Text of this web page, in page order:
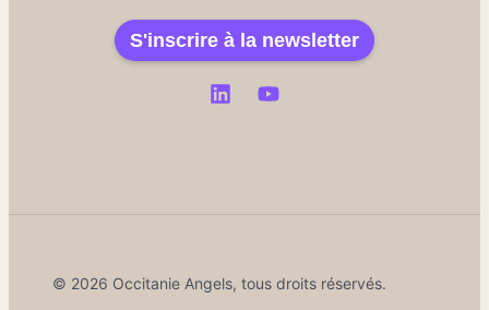
S'inscrire à la newsletter
© 2026 Occitanie Angels, tous droits réservés.